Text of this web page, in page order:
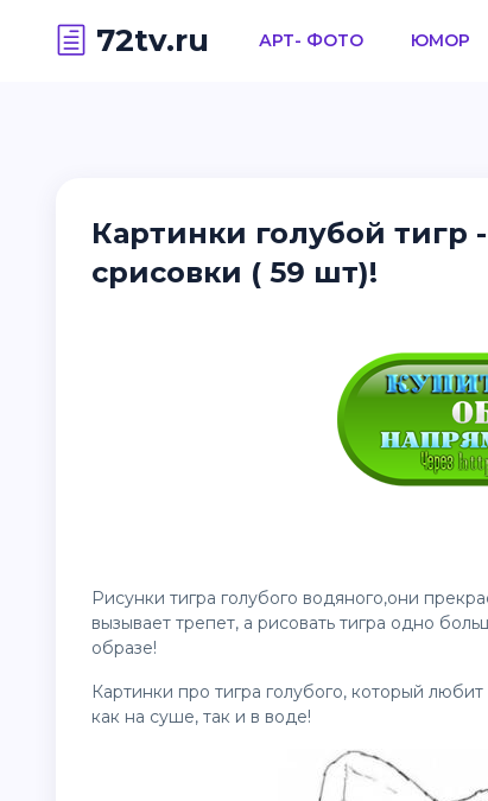
72tv.ru АРТ- ФОТО ЮМОР
Картинки голубой тигр
срисовки ( 59 шт)!
Рисунки тигра голубого водяного,они
вызывает трепет, а рисовать тигра одно
образе!
Картинки про тигра голубого, который
как на суше, так и в воде!